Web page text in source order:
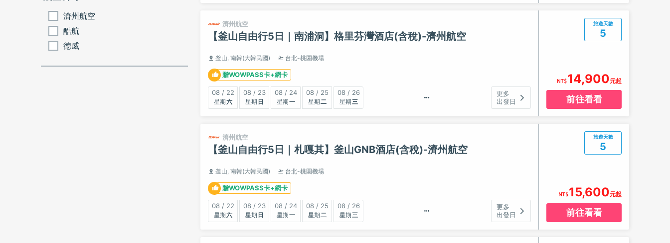
濟州航空
酷航
德威
濟州航空
【釜山自由行5日｜南浦洞】格里芬灣酒店(含稅)-濟州航空
釜山, 南韓(大韓民國) 台北-桃園機場
贈WOWPASS卡+網卡
08 / 22
六
08 / 23
日
08 / 24
一
08 / 25
二
08 / 26
三
更多
出發日
旅遊天數
5
14,900元起
前往看看
濟州航空
【釜山自由行5日｜札嘎其】釜山GNB酒店(含稅)-濟州航空
釜山, 南韓(大韓民國) 台北-桃園機場
贈WOWPASS卡+網卡
08 / 22
六
08 / 23
日
08 / 24
一
08 / 25
二
08 / 26
三
更多
出發日
旅遊天數
5
15,600元起
前往看看